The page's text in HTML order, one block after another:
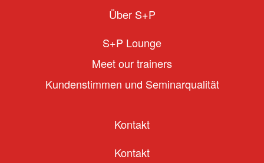
Über S+P
S+P Lounge
Meet our trainers
Kundenstimmen und Seminarqualität
Kontakt
Kontakt